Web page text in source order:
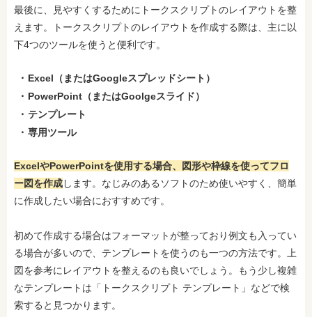
最後に、見やすくするためにトークスクリプトのレイアウトを整
えます。トークスクリプトのレイアウトを作成する際は、主に以
下4つのツールを使うと便利です。
Excel（またはGoogleスプレッドシート）
PowerPoint（またはGoolgeスライド）
テンプレート
専用ツール
ExcelやPowerPointを使用する場合、図形や枠線を使ってフロ
ー図を作成します。なじみのあるソフトのため使いやすく、簡単
に作成したい場合におすすめです。
初めて作成する場合はフォーマットが整っており例文も入ってい
る場合が多いので、テンプレートを使うのも一つの方法です。上
図を参考にレイアウトを整えるのも良いでしょう。もう少し複雑
なテンプレートは「トークスクリプト テンプレート」などで検
索すると見つかります。